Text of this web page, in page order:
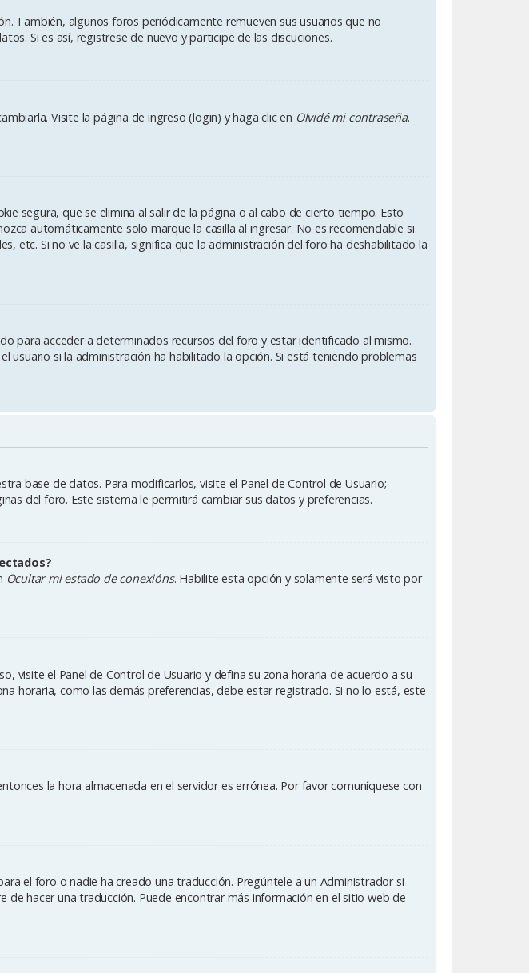
También, algunos foros periódicamente remueven sus usuarios que no
Si es así, registrese de nuevo y participe de las discuciones.
Visite la página de ingreso (login) y haga clic en Olvidé mi contraseña.
segura, que se elimina al salir de la página o al cabo de cierto tiempo. Esto
automáticamente solo marque la casilla al ingresar. No es recomendable si
etc. Si no ve la casilla, significa que la administración del foro ha deshabilitado la
para acceder a determinados recursos del foro y estar identificado al mismo.
usuario si la administración ha habilitado la opción. Si está teniendo problemas
base de datos. Para modificarlos, visite el Panel de Control de Usuario;
del foro. Este sistema le permitirá cambiar sus datos y preferencias.
Ocultar mi estado de conexións. Habilite esta opción y solamente será visto por
visite el Panel de Control de Usuario y defina su zona horaria de acuerdo a su
horaria, como las demás preferencias, debe estar registrado. Si no lo está, este
la hora almacenada en el servidor es errónea. Por favor comuníquese con
el foro o nadie ha creado una traducción. Pregúntele a un Administrador si
hacer una traducción. Puede encontrar más información en el sitio web de